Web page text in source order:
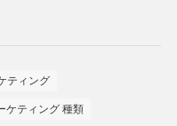
ティング
ケティング 種類